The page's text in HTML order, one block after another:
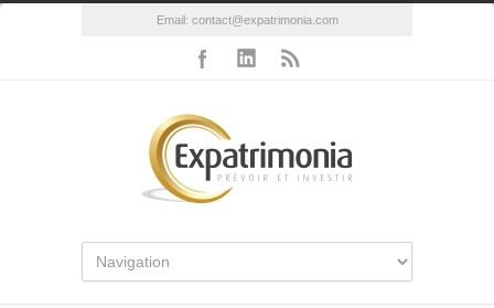
Email: contact@expatrimonia.com